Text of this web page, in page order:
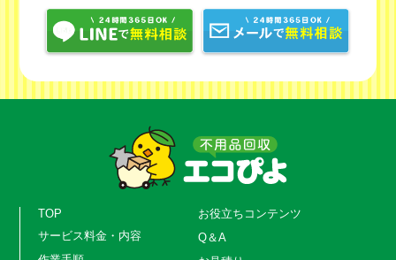
TOP
サービス料金・内容
お役立ちコンテンツ
Q＆A